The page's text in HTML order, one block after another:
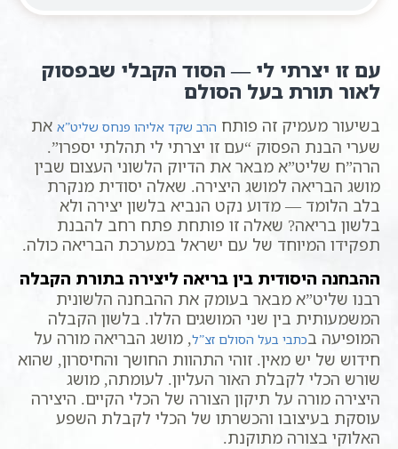
עם זו יצרתי לי — הסוד הקבלי שבפסוק
לאור תורת בעל הסולם
בשיעור מעמיק זה פותח הרב שקד אליהו פנחס שליט”א את
שערי הבנת הפסוק “עם זו יצרתי לי תהלתי יספרו”.
הרה”ח שליט”א מבאר את הדיוק הלשוני העצום שבין
מושג הבריאה למושג היצירה. שאלה יסודית מנקרת
בלב הלומד — מדוע נקט הנביא בלשון יצירה ולא
בלשון בריאה? שאלה זו פותחת פתח רחב להבנת
תפקידו המיוחד של עם ישראל במערכת הבריאה כולה.
ההבחנה היסודית בין בריאה ליצירה בתורת הקבלה
רבנו שליט”א מבאר בעומק את ההבחנה הלשונית
המשמעותית בין שני המושגים הללו. בלשון הקבלה
המופיעה בכתבי בעל הסולם זצ”ל, מושג הבריאה מורה על
חידוש של יש מאין. זוהי התהוות החושך והחיסרון, שהוא
שורש הכלי לקבלת האור העליון. לעומתה, מושג
היצירה מורה על תיקון הצורה של הכלי הקיים. היצירה
עוסקת בעיצובו והכשרתו של הכלי לקבלת השפע
האלוקי בצורה מתוקנת.